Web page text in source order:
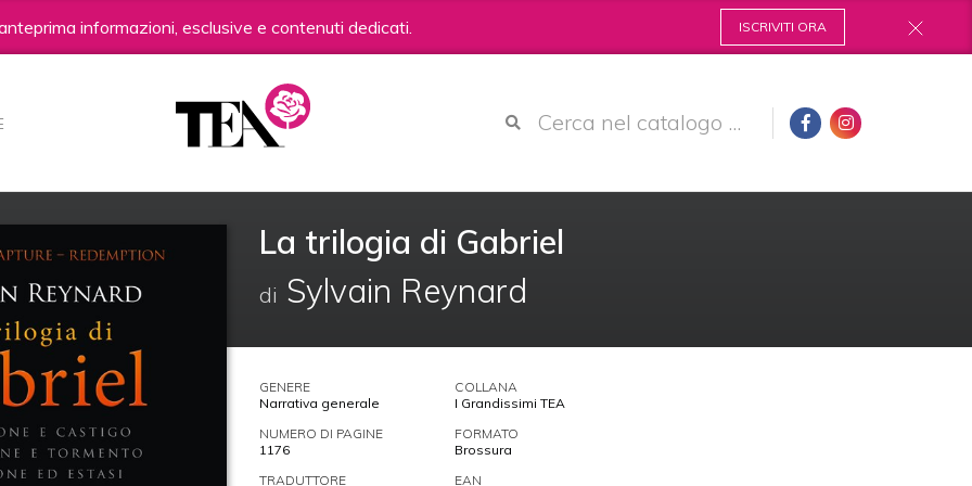
informazioni, esclusive e contenuti dedicati. ISCRIVITI ORA
La trilogia di Gabriel
di Sylvain Reynard
GENERE
Narrativa generale
COLLANA
I Grandissimi TEA
NUMERO DI PAGINE
1176
FORMATO
Brossura
TRADUTTORE
EAN